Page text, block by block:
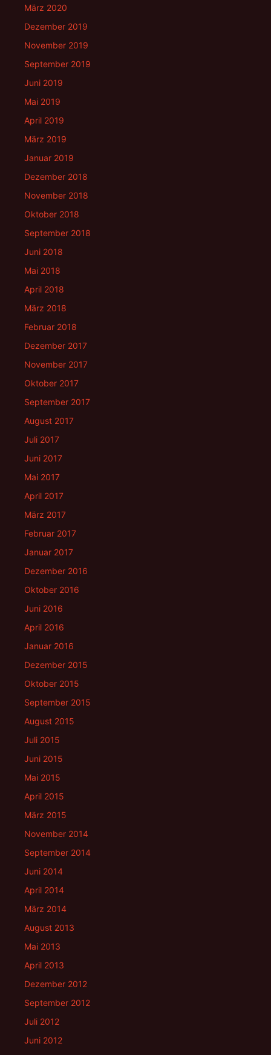
März 2020
Dezember 2019
November 2019
September 2019
Juni 2019
Mai 2019
April 2019
März 2019
Januar 2019
Dezember 2018
November 2018
Oktober 2018
September 2018
Juni 2018
Mai 2018
April 2018
März 2018
Februar 2018
Dezember 2017
November 2017
Oktober 2017
September 2017
August 2017
Juli 2017
Juni 2017
Mai 2017
April 2017
März 2017
Februar 2017
Januar 2017
Dezember 2016
Oktober 2016
Juni 2016
April 2016
Januar 2016
Dezember 2015
Oktober 2015
September 2015
August 2015
Juli 2015
Juni 2015
Mai 2015
April 2015
März 2015
November 2014
September 2014
Juni 2014
April 2014
März 2014
August 2013
Mai 2013
April 2013
Dezember 2012
September 2012
Juli 2012
Juni 2012